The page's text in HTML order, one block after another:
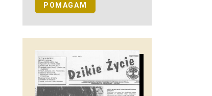
POMAGAM